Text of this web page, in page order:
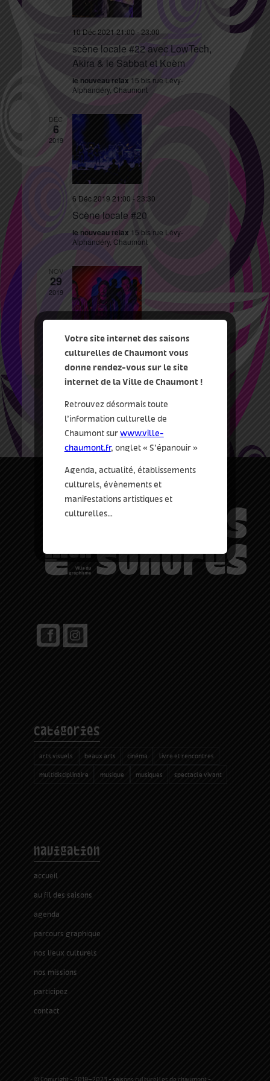
10 Déc 2021 21:00-23:00
scène locale #22 avec LowTech,
Akira & le Sabbat et Koèm
le nouveau relax 15 bis rue Lévy-
Alphandéry, Chaumont
DÉC
6
2019
6 Déc 2019 21:00 -23:30
Scène locale #20
le nouveau relax 15 bis rue Lévy-
Alphandéry, Chaumont
NOV
29
2019
29 Nov 2019 21:00
High Tone
le nouveau relax15 bis rue Lévy-
10€
catégories
arts visuels beaux arts cinéma livre et rencontres
multidisciplinaire musique musiques spectacle vivant
navigation
accueil
au fil des saisons
agenda
parcours graphique
nos lieux culturels
nos missions
participez
contact
© Copyright - 2019-2023 - saisons culturelles de chaumont -
Votre site internet des saisons
culturelles de Chaumont vous
donne rendez-vous sur le site
internet de la Ville de Chaumont !
Retrouvez désormais toute
l’information culturelle de
Chaumont surwww.ville-
chaumont.fr, onglet « S’épanouir »
Agenda, actualité, établissements
culturels, évènements et
manifestations artistiques et
culturelles…